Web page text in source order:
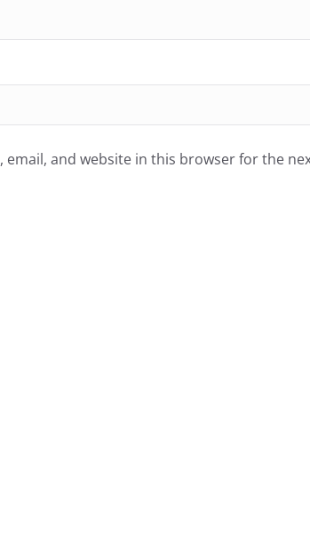
email, and website in this browser for the